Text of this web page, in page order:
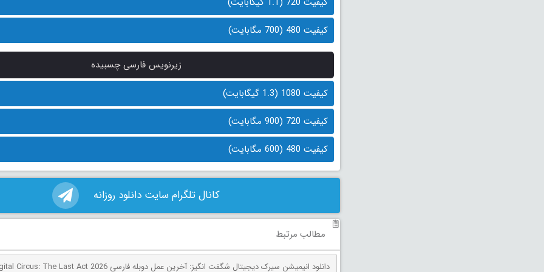
کیفیت 480 (700 مگابایت)
زیرنویس فارسی چسبیده
کیفیت 1080 (1.3 گیگابایت)
کیفیت 720 (900 مگابایت)
کیفیت 480 (600 مگابایت)
کانال تلگرام سایت دانلود روزانه
مطالب مرتبط